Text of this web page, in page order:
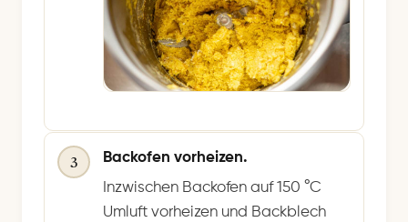
3
Backofen vorheizen.
Inzwischen Backofen auf 150 °C
Umluft vorheizen und Backblech